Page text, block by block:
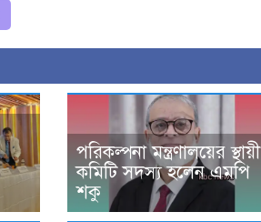
পরিকল্পনা মন্ত্রণালয়ের স্থায়ী
কমিটি সদস্য হলেন এমপি
শকু